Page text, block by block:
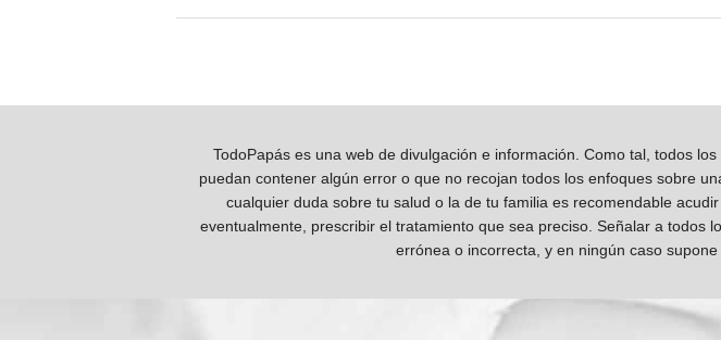
TodoPapás es una web de divulgación e información. Como tal, todos
puedan contener algún error o que no recojan todos los enfoques sobre
cualquier duda sobre tu salud o la de tu familia es recomendable
eventualmente, prescribir el tratamiento que sea preciso. Señalar a todos
errónea o incorrecta, y en ningún caso